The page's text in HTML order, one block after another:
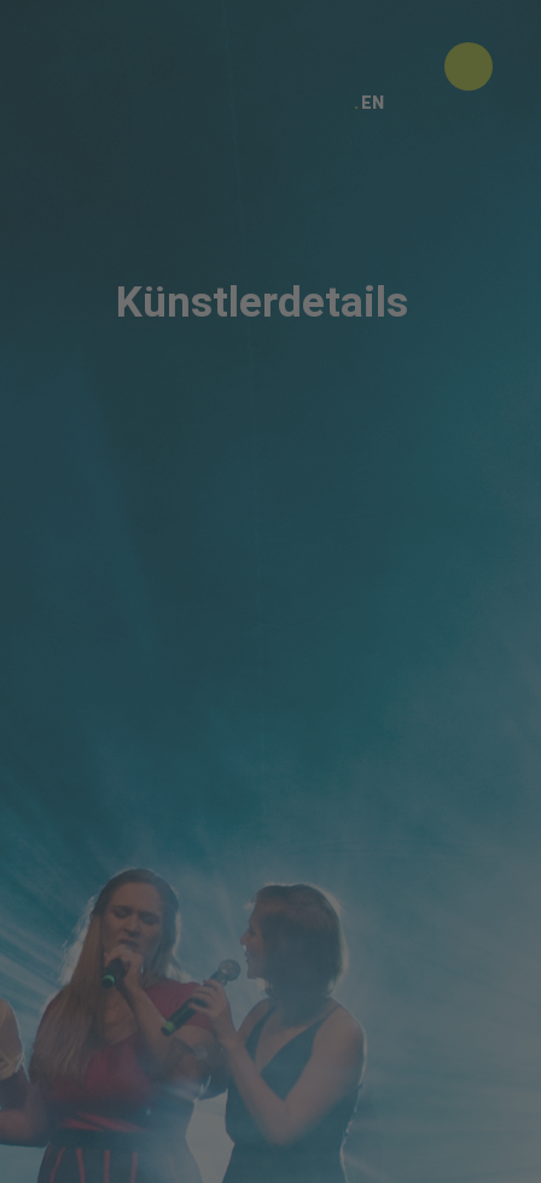
EN
Künstlerdetails